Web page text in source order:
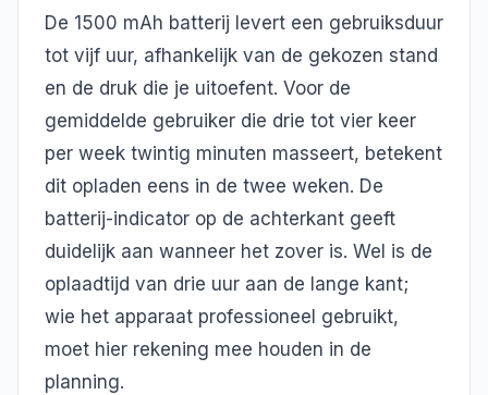
De 1500 mAh batterij levert een gebruiksduur
tot vijf uur, afhankelijk van de gekozen stand
en de druk die je uitoefent. Voor de
gemiddelde gebruiker die drie tot vier keer
per week twintig minuten masseert, betekent
dit opladen eens in de twee weken. De
batterij-indicator op de achterkant geeft
duidelijk aan wanneer het zover is. Wel is de
oplaadtijd van drie uur aan de lange kant;
wie het apparaat professioneel gebruikt,
moet hier rekening mee houden in de
planning.